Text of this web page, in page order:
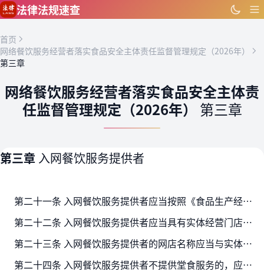
跳到主要内容
法律法规速查
首页
网络餐饮服务经营者落实食品安全主体责任监督管理规定（2026年）
第三章
网络餐饮服务经营者落实食品安全主体责
任监督管理规定（2026年） 第三章
第三章 入网餐饮服务提供者
第二十一条 入网餐饮服务提供者应当按照《食品生产经营企业落实食品安全主体责任监督管理规定》，依法建立健全食品安全管理制度，配备食品安全总监、食品安全员等食品安全管理人员，严…
第二十二条 入网餐饮服务提供者应当具有实体经营门店，依法取得食品经营许可等经营资质，并按照经营资质证书载明的主体业态、经营项目等从事经营活动，且实际经营地址应当与经营资质证…
第二十三条 入网餐饮服务提供者的网店名称应当与实体经营门面招牌名称一致。
第二十四条 入网餐饮服务提供者不提供堂食服务的，应当在其主页面显著位置设置“无堂食”标识。